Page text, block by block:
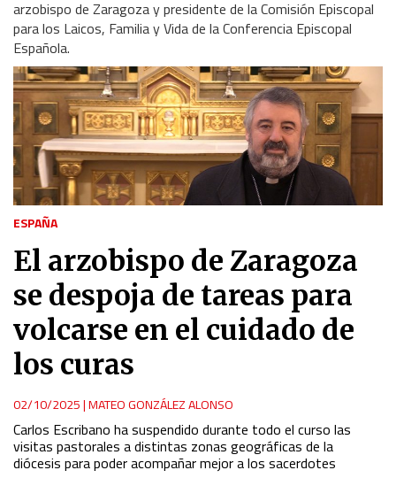
arzobispo de Zaragoza y presidente de la Comisión Episcopal
para los Laicos, Familia y Vida de la Conferencia Episcopal
Española.
ESPAÑA
El arzobispo de Zaragoza
se despoja de tareas para
volcarse en el cuidado de
los curas
02/10/2025|MATEO GONZÁLEZ ALONSO
Carlos Escribano ha suspendido durante todo el curso las
visitas pastorales a distintas zonas geográficas de la
diócesis para poder acompañar mejor a los sacerdotes